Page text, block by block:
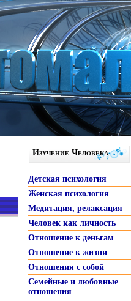
Изучение Человека
Детская психология
Женская психология
Медитация, релаксация
Человек как личность
Отношение к деньгам
Отношение к жизни
Отношения с собой
Семейные и любовные
отношения